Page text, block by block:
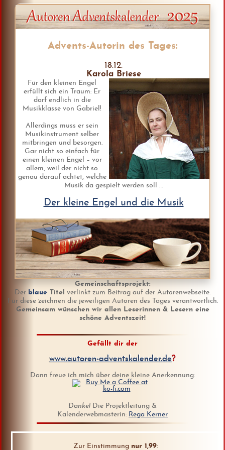
Advents-Autorin des Tages:
18.12.
Karola Briese
Für den kleinen Engel
erfüllt sich ein Traum: Er
darf endlich in die
Musikklasse von Gabriel!
Allerdings muss er sein
Musikinstrument selber
mitbringen und besorgen.
Gar nicht so einfach für
einen kleinen Engel – vor
allem, weil der nicht so
genau darauf achtet, welche
Musik da gespielt werden soll …
Der kleine Engel und die Musik
Gemeinschaftsprojekt:
Der blaue Titel
verlinkt zum Beitrag auf der Autorenwebseite.
Für diese zeichnen die jeweiligen Autoren des Tages verantwortlich.
Gemeinsam wünschen wir allen Leserinnen & Lesern eine
schöne Adventszeit!
Gefällt dir der
www.autoren-adventskalender.de?
Dann freue ich mich über deine kleine Anerkennung:
Danke! Die Projektleitung &
Kalenderwebmasterin: Rega Kerner
Zur Einstimmung nur 1,99: